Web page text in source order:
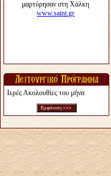
Ιερές Ακολουθίες του μήνα